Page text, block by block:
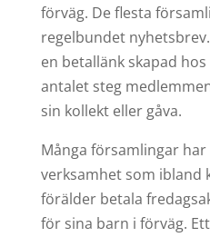
förväg. De flesta
regelbundet
en betallänk skapad
antalet steg
sin kollekt eller gåva.
Många församlingar
verksamhet som ibland
förälder betala
för sina barn i förväg.